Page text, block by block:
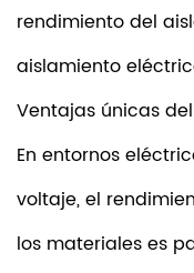
rendimiento del
aislamiento
Ventajas únicas
En entornos
voltaje, el
los materiales es